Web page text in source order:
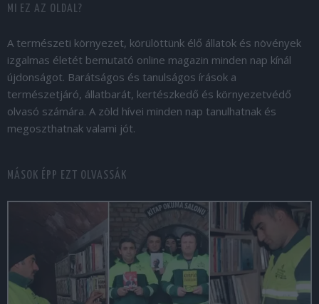
MI EZ AZ OLDAL?
A természeti környezet, körülöttünk élő állatok és növények
izgalmas életét bemutató online magazin minden nap kínál
újdonságot. Barátságos és tanulságos írások a
természetjáró, állatbarát, kertészkedő és környezetvédő
olvasó számára. A zöld hívei minden nap tanulhatnak és
megoszthatnak valami jót.
MÁSOK ÉPP EZT OLVASSÁK